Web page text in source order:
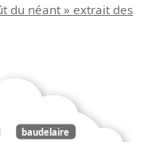
du néant » extrait des
baudelaire